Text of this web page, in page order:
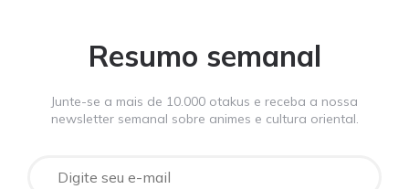
Resumo semanal
Junte-se a mais de 10.000 otakus e receba a nossa
newsletter semanal sobre animes e cultura oriental.